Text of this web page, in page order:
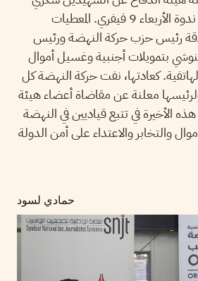
بلعيد ومحمد البراهمي في ندوة الأربعاء 9 فيفري. المعطيات
رئيس حزب حركة النهضة ورئيس
بتمويلات أجنبية وغسيل أموال
كعادتها، نفت حركة النهضة كل
ولرئيسها معلنة عن مقاضاة أعضاء هيئة
الأخيرة في تتبع قياديين في النهضة
والتخابر والاعتداء على أمن الدولة
حمادي لسود